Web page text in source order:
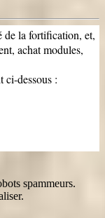
de la fortification, et,
achat modules,
ci-dessous :
spammeurs.